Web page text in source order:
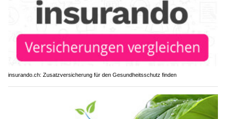
insurando.ch: Zusatzversicherung für den Gesundheitsschutz finden